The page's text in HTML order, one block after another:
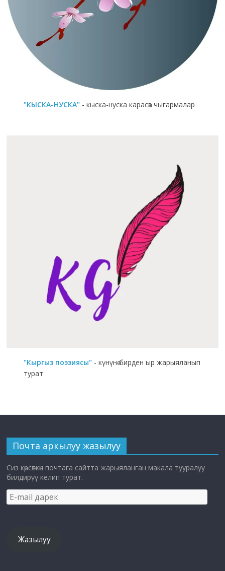
"КЫСКА-НУСКА" - кыска-нуска карасөз чыгармалар
"Кыргыз поэзиясы" - күнүнө бирден ыр жарыяланып
турат
Почта аркылуу жазылуу
Сиз көрсөткөн почтага сайтта жарыяланган макала тууралуу
билдирүү келип турат.
E-
mail
Жазылуу